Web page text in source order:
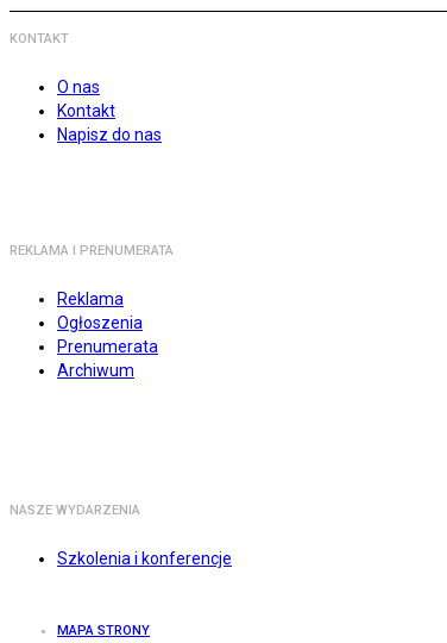
KONTAKT
O nas
Kontakt
Napisz do nas
REKLAMA I PRENUMERATA
Reklama
Ogłoszenia
Prenumerata
Archiwum
NASZE WYDARZENIA
Szkolenia i konferencje
MAPA STRONY